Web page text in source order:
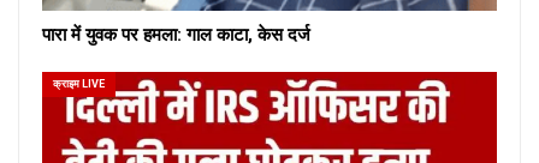
पारा में युवक पर हमला: गाल काटा, केस दर्ज
क्राइम LIVE